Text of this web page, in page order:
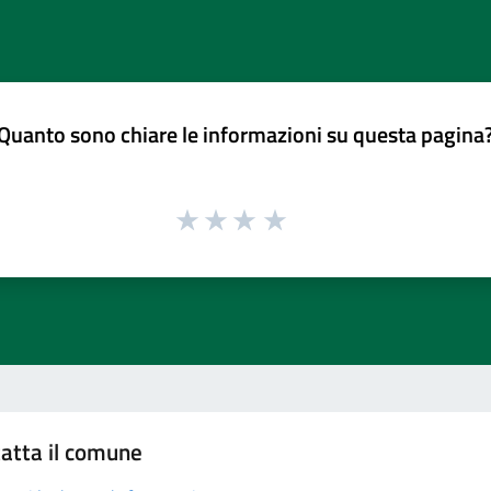
sono chiare le informazioni su questa
il comune